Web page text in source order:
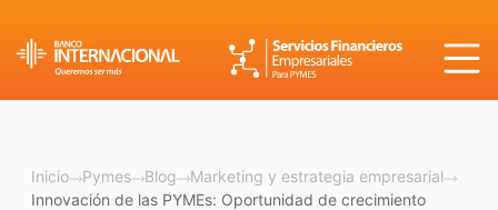
Inicio Pymes Blog
Marketing y estrategia empresarial
Innovación de las PYMEs: Oportunidad de crecimiento